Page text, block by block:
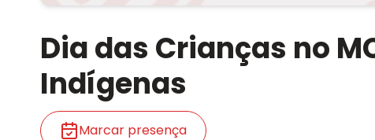
Dia das Crianças no
Indígenas
Marcar presença